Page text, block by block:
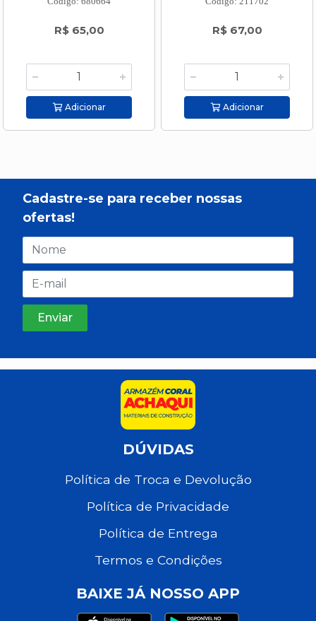
R$ 65,00
Adicionar
R$ 67,00
Adicionar
Cadastre-se para receber nossas
ofertas!
DÚVIDAS
Política de Troca e Devolução
Política de Privacidade
Política de Entrega
Termos e Condições
BAIXE JÁ NOSSO APP